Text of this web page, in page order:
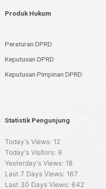
Produk Hukum
Peraturan DPRD
Keputusan DPRD
Keputusan Pimpinan DPRD
Statistik Pengunjung
Today's Views: 12
Today's Visitors: 9
Yesterday's Views: 18
Last 7 Days Views: 167
Last 30 Days Views: 642